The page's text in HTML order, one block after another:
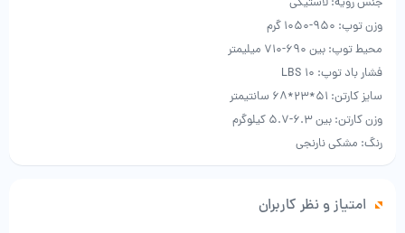
وزن توپ: 950-1050 گرم
محیط توپ: بین 690-710 میلیمتر
فشار باد توپ: 10 LBS
سایز کارتن: 51*23*68 سانتیمتر
وزن کارتن: بین 6.3-5.7 کیلوگرم
رنگ: مشکی نارنجی
امتیاز و نظر کاربران